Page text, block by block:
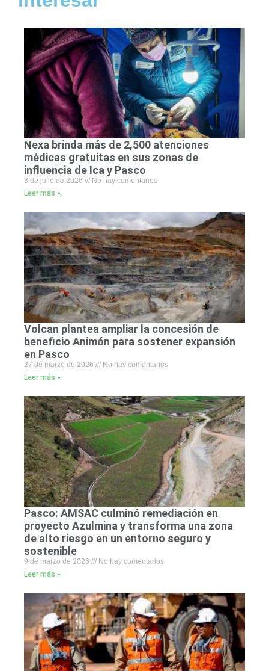
Nexa brinda más de 2,500 atenciones
médicas gratuitas en sus zonas de
influencia de Ica y Pasco
3 de julio de 2026
No hay comentarios
Leer más »
Volcan plantea ampliar la concesión de
beneficio Animón para sostener expansión
en Pasco
27 de marzo de 2026
No hay comentarios
Leer más »
Pasco: AMSAC culminó remediación en
proyecto Azulmina y transforma una zona
de alto riesgo en un entorno seguro y
sostenible
9 de marzo de 2026
No hay comentarios
Leer más »